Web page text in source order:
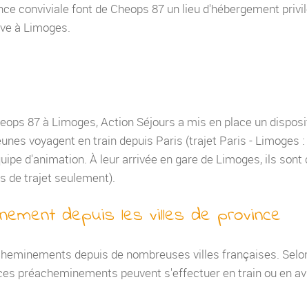
conviviale font de Cheops 87 un lieu d'hébergement
à Limoges.
87 à Limoges, Action Séjours a mis en place un
voyagent en train depuis Paris (trajet Paris - Limoges
d'animation. À leur arrivée en gare de Limoges, ils
de trajet seulement).
depuis les villes de province
depuis de nombreuses villes françaises.
préacheminements peuvent s'effectuer en train ou en